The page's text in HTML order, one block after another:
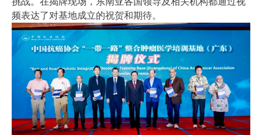
频表达了对基地成立的祝贺和期待。